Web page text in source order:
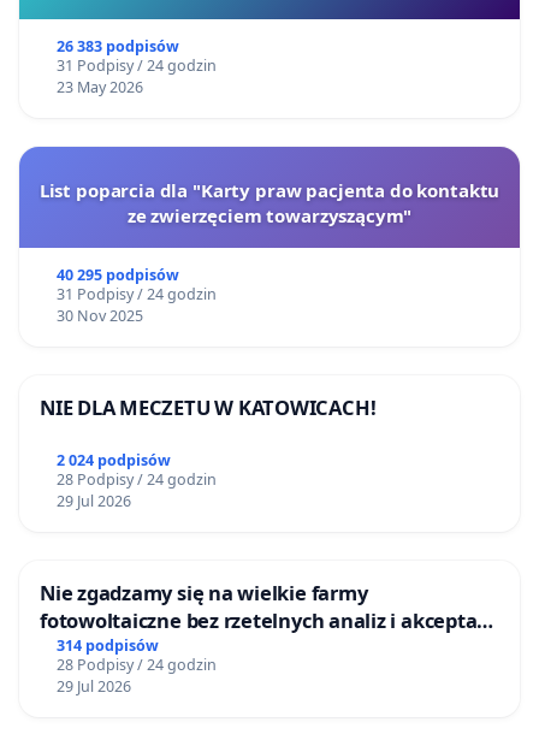
26 383 podpisów
31 Podpisy / 24 godzin
23 May 2026
List poparcia dla "Karty praw pacjenta do kontaktu
ze zwierzęciem towarzyszącym"
40 295 podpisów
31 Podpisy / 24 godzin
30 Nov 2025
NIE DLA MECZETU W KATOWICACH!
2 024 podpisów
28 Podpisy / 24 godzin
29 Jul 2026
Nie zgadzamy się na wielkie farmy
fotowoltaiczne bez rzetelnych analiz i akceptacji
mieszkańców
314 podpisów
28 Podpisy / 24 godzin
29 Jul 2026